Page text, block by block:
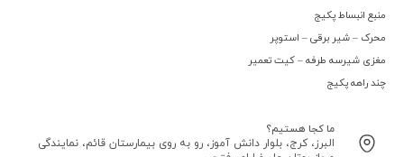
منبع انبساط پکیج
محرک – شیر برقی – استوپر
مغزی شیرسه طرفه – کیت تعمیر
چند راهه پکیج
ما کجا هستیم؟
البرز، کرج، بلوار دانش آموز، رو به روی بیمارستان قائم، نمایندگی